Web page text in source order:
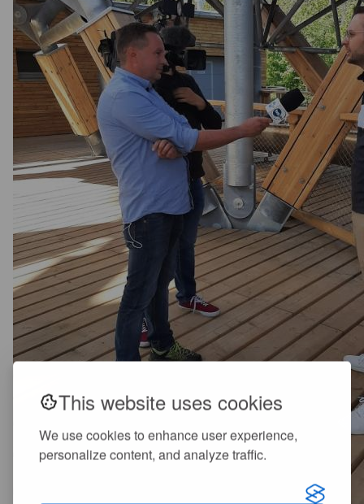
This website uses cookies
We use cookies to enhance user experience,
personalize content, and analyze traffic.